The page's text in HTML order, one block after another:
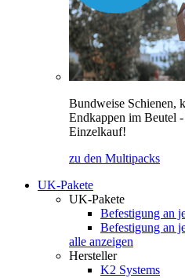
Bundweise Schienen,
Endkappen im Beutel
Einzelkauf!
zu den Multipacks
UK-Pakete
UK-Pakete
Befestigung an
Befestigung an
alle anzeigen
Hersteller
K2 Systems